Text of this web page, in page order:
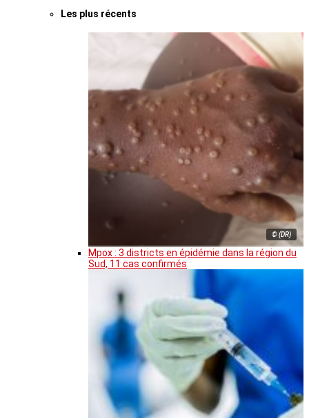
Les plus récents
© (DR)
Mpox : 3 districts en épidémie dans la région du
Sud, 11 cas confirmés